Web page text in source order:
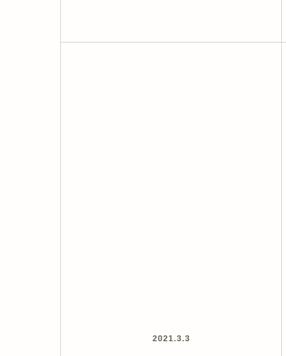
2021.3.3